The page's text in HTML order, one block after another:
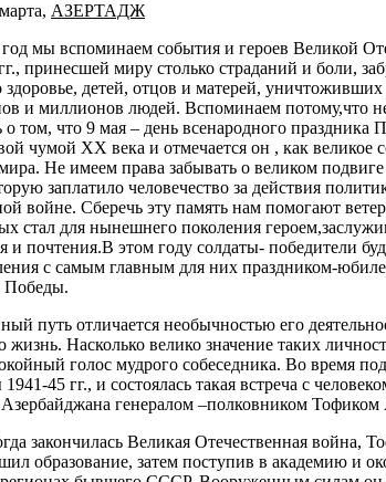
АЗЕРТАДЖ
мы вспоминаем события и героев Великой
принесшей миру столько страданий и боли,
здоровье, детей, отцов и матерей,
и миллионов людей. Вспоминаем потому,что
о том, что 9 мая – день всенародного праздника
чумой ХХ века и отмечается он , как великое
Не имеем права забывать о великом подвиге
заплатило человечество за действия
войне. Сберечь эту память нам помогают
стал для нынешнего поколения
и почтения.В этом году солдаты- победители
с самым главным для них праздником-
Победы.
путь отличается необычностью его
Насколько велико значение таких
голос мудрого собеседника. Во время
45 гг., и состоялась такая встреча с
генералом –полковником
закончилась Великая Отечественная война,
образование, затем поступив в академию и